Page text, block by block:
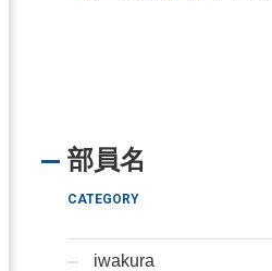
部員名
CATEGORY
iwakura